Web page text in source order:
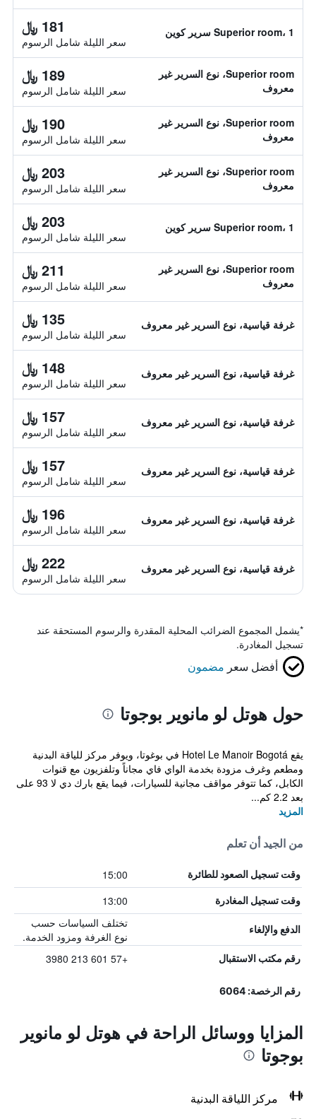
Superior room، 1 سرير كوين 181 ﷼
سعر الليلة شامل الرسوم
Superior room، نوع السرير غير
معروف
189 ﷼
سعر الليلة شامل الرسوم
Superior room، نوع السرير غير
معروف
190 ﷼
سعر الليلة شامل الرسوم
Superior room، نوع السرير غير
معروف
203 ﷼
سعر الليلة شامل الرسوم
Superior room، 1 سرير كوين 203 ﷼
سعر الليلة شامل الرسوم
Superior room، نوع السرير غير
معروف
211 ﷼
سعر الليلة شامل الرسوم
غرفة قياسية، نوع السرير غير معروف 135 ﷼
سعر الليلة شامل الرسوم
غرفة قياسية، نوع السرير غير معروف 148 ﷼
سعر الليلة شامل الرسوم
غرفة قياسية، نوع السرير غير معروف 157 ﷼
سعر الليلة شامل الرسوم
غرفة قياسية، نوع السرير غير معروف 157 ﷼
سعر الليلة شامل الرسوم
غرفة قياسية، نوع السرير غير معروف 196 ﷼
سعر الليلة شامل الرسوم
غرفة قياسية، نوع السرير غير معروف 222 ﷼
سعر الليلة شامل الرسوم
*يشمل المجموع الضرائب المحلية المقدرة والرسوم المستحقة عند
تسجيل المغادرة.
أفضل سعر مضمون
حول هوتل لو مانوير بوجوتا
يقع Hotel Le Manoir Bogotá في بوغوتا، ويوفر مركز للياقة البدنية
ومطعم وغرف مزودة بخدمة الواي فاي مجاناً وتلفزيون مع قنوات
الكابل، كما تتوفر مواقف مجانية للسيارات، فيما يقع بارك دي لا 93 على
بعد 2.2 كم...
المزيد
من الجيد أن تعلم
وقت تسجيل الصعود للطائرة 15:00
وقت تسجيل المغادرة 13:00
الدفع والإلغاء
تختلف السياسات حسب
نوع الغرفة ومزود الخدمة.
رقم مكتب الاستقبال +57 601 213 3980
رقم الرخصة: 6064
المزايا ووسائل الراحة في هوتل لو مانوير
بوجوتا
مركز اللياقة البدنية